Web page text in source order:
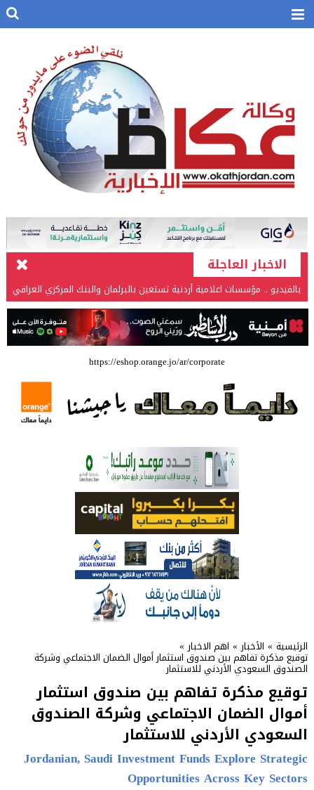
الاخبار العاجلة
بالفيديو .. مؤسسات اعلامية أردنية تستعين بالبرلمان والبنك المركزي العراقي
في قضيتها مع طارق الحسن
بالفيديو .. إرادة القائد ثم التعليم ثم الصناعة والزراعة قذفت ببنجلاديش خلال
عشرين عاما من دخل الفرد ٤٠٠$ سنويا الى ٦٠٠٠ $ ، فهل نستطيع ؟؟؟؟؟
شركة تسابيح للسياحة والسفر تسير اول رحلة لحجاج بيت الله الحرام عبر مطار
الملكة علياء الدولي – صور
العلمية الثقافية الأردنية
حملة للتبرع بالدم في جامعة الزيتونة الأردنية
https://eshop.orange.jo/ar/corporate
الرئيسية » الأخبار » اهم الاخبار »
توقيع مذكرة تفاهم بين صندوق استثمار أموال الضمان الاجتماعي وشركة
الصندوق السعودي الأردني للاستثمار
توقيع مذكرة تفاهم بين صندوق استثمار
أموال الضمان الاجتماعي وشركة الصندوق
السعودي الأردني للاستثمار
Jordanian, Saudi Investment Funds Explore Strategic
Opportunities Across Key Sectors